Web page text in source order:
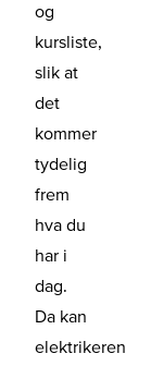
og
kursliste,
slik at
det
kommer
tydelig
frem
hva du
har i
dag.
Da kan
elektrikeren